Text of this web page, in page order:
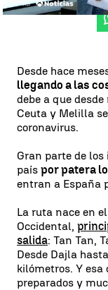
Desde hace
llegando a las
debe a que
Ceuta y Melilla
coronavirus.
Gran parte de
país por patera
entran a España
La ruta nace en
Occidental,
salida: Tan Tan,
Desde Dajla
kilómetros. Y esa
preparados y